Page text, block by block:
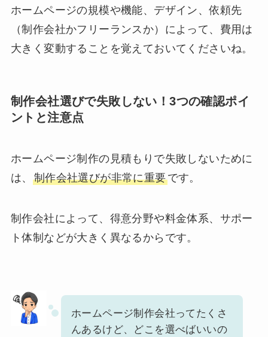
ホームページの規模や機能、デザイン、依頼先
（制作会社かフリーランスか）によって、費用は
大きく変動することを覚えておいてくださいね。
制作会社選びで失敗しない！3つの確認ポイ
ントと注意点
ホームページ制作の見積もりで失敗しないために
は、 制作会社選びが非常に重要です。
制作会社によって、得意分野や料金体系、サポー
ト体制などが大きく異なるからです。
ホームページ制作会社ってたくさ
んあるけど、どこを選べばいいの